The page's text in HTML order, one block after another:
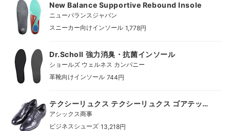
New Balance Supportive Rebound Insole
ニューバランスジャパン
スニーカー向けインソール 1,778円
Dr.Scholl 強力消臭・抗菌インソール
ショールズ ウェルネス カンパニー
革靴向けインソール 744円
テクシーリュクス テクシーリュクス ゴアテッ
クス
アシックス商事
ビジネスシューズ 13,218円